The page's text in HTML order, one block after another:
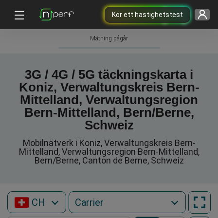
Kör ett hastighetstest
Mätning pågår
3G / 4G / 5G täckningskarta i
Koniz, Verwaltungskreis Bern-
Mittelland, Verwaltungsregion
Bern-Mittelland, Bern/Berne,
Schweiz
Mobilnätverk i Koniz, Verwaltungskreis Bern-
Mittelland, Verwaltungsregion Bern-Mittelland,
Bern/Berne, Canton de Berne, Schweiz
CH